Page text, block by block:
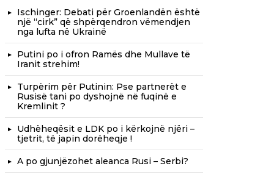
Ischinger: Debati për Groenlandën është
një “cirk” që shpërqendron vëmendjen
nga lufta në Ukrainë
Putini po i ofron Ramës dhe Mullave të
Iranit strehim!
Turpërim për Putinin: Pse partnerët e
Rusisë tani po dyshojnë në fuqinë e
Kremlinit ?
Udhëheqësit e LDK po i kërkojnë njëri –
tjetrit, të japin dorëheqje !
A po gjunjëzohet aleanca Rusi – Serbi?